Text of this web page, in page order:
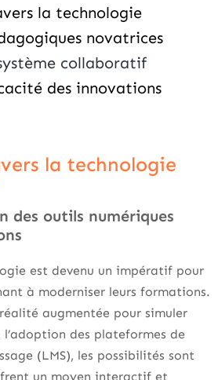
la technologie
novatrices
collaboratif
des innovations
la technologie
des outils numériques
est devenu un impératif pour
à moderniser leurs formations.
augmentée pour simuler
l’adoption des plateformes de
(LMS), les possibilités sont
un moyen interactif et